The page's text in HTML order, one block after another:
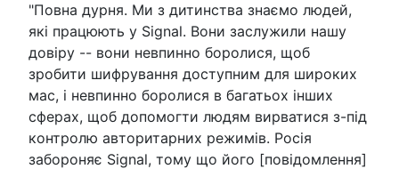
"Повна дурня. Ми з дитинства знаємо людей,
які працюють у Signal. Вони заслужили нашу
довіру -- вони невпинно боролися, щоб
зробити шифрування доступним для широких
мас, і невпинно боролися в багатьох інших
сферах, щоб допомогти людям вирватися з-під
контролю авторитарних режимів. Росія
забороняє Signal, тому що його [повідомлення]